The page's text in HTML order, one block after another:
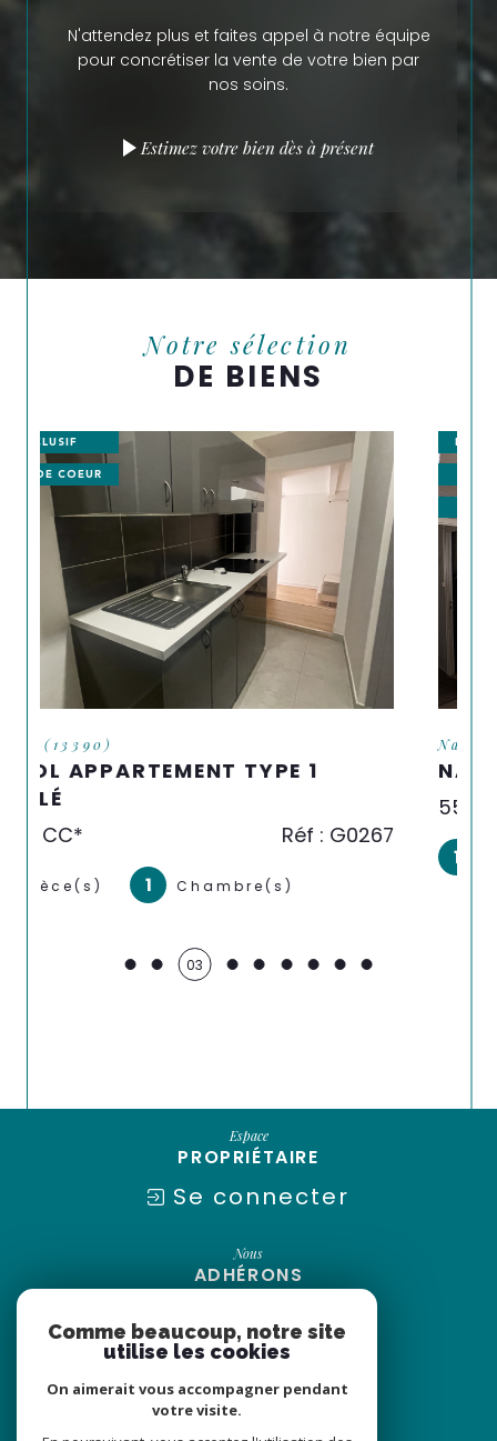
Vous souhaitez bénéficier de nos prestations
de location ?Contactez-nous !
Estelle Barthelemy
N'attendez plus et faites appel à notre équipe
pour concrétiser la vente de votre bien par
nos soins.
Estimez votre bien dès à présent
Notre sélection
DE BIENS
PROCHAINEMENT DISPONIBLE
NOUVEAUTÉ
Nans-les-Pins (83860)
NANS LES PINS TYPE 1 / 2
555 €
Réf : G0173
Espace
PROPRIÉTAIRE
Se connecter
ADHÉRONS
Comme beaucoup, notre site
utilise les cookies
On aimerait vous accompagner pendant
votre visite.